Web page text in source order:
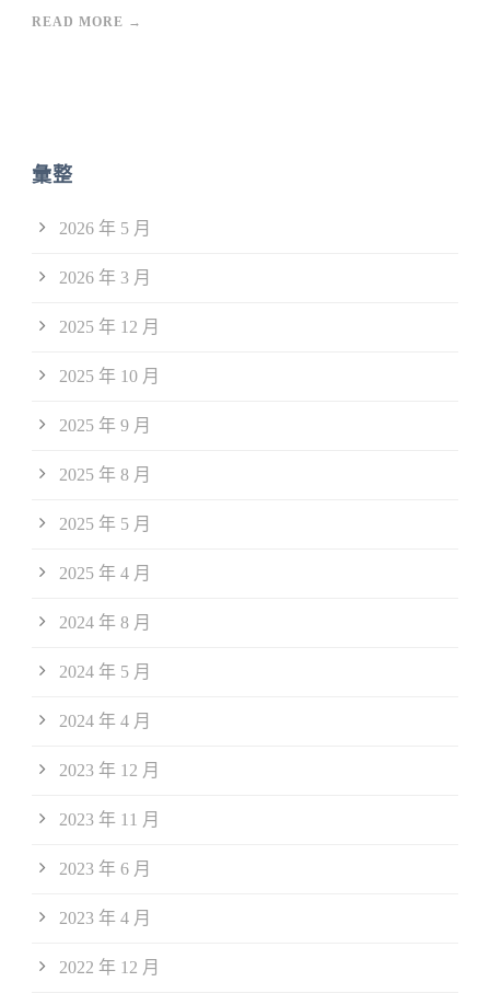
READ MORE →
彙整
2026 年 5 月
2026 年 3 月
2025 年 12 月
2025 年 10 月
2025 年 9 月
2025 年 8 月
2025 年 5 月
2025 年 4 月
2024 年 8 月
2024 年 5 月
2024 年 4 月
2023 年 12 月
2023 年 11 月
2023 年 6 月
2023 年 4 月
2022 年 12 月